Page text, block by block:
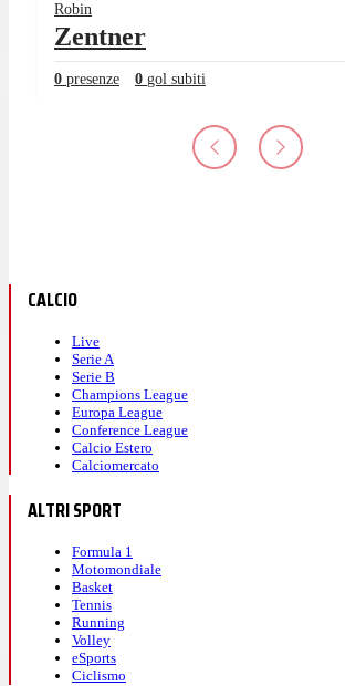
Robin
Zentner
0 presenze 0 gol subiti
CALCIO
Live
Serie A
Serie B
Champions League
Europa League
Conference League
Calcio Estero
Calciomercato
ALTRI SPORT
Formula 1
Motomondiale
Basket
Tennis
Running
Volley
eSports
Ciclismo